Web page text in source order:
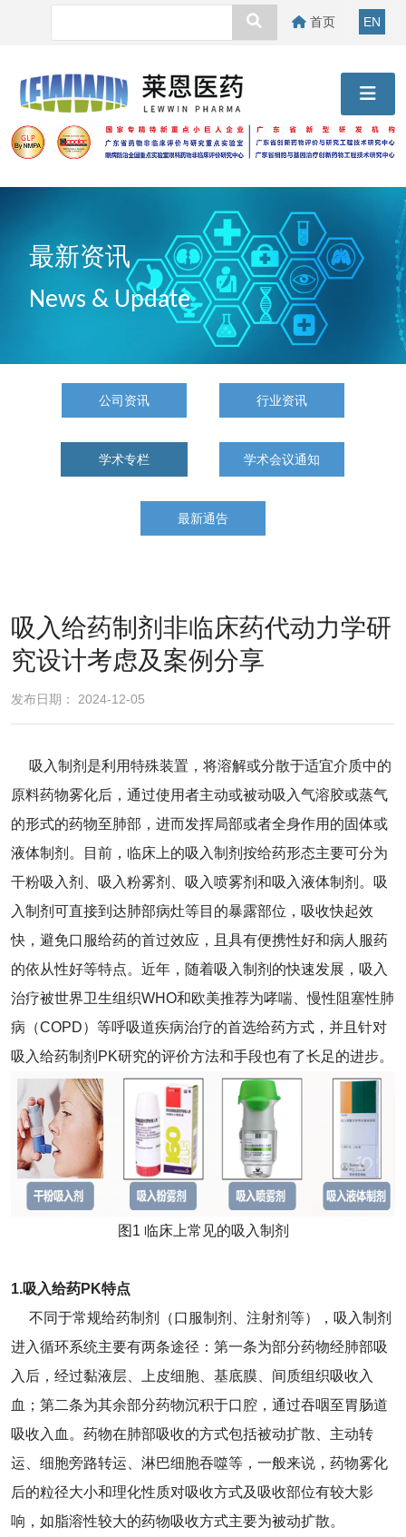
首页 EN
最新资讯
News & Update
公司资讯 行业资讯
学术专栏 学术会议通知
最新通告
吸入给药制剂非临床药代动力学研
究设计考虑及案例分享
发布日期： 2024-12-05
吸入制剂是利用特殊装置，将溶解或分散于适宜介质中的
原料药物雾化后，通过使用者主动或被动吸入气溶胶或蒸气
的形式的药物至肺部，进而发挥局部或者全身作用的固体或
液体制剂。目前，临床上的吸入制剂按给药形态主要可分为
干粉吸入剂、吸入粉雾剂、吸入喷雾剂和吸入液体制剂。吸
入制剂可直接到达肺部病灶等目的暴露部位，吸收快起效
快，避免口服给药的首过效应，且具有便携性好和病人服药
的依从性好等特点。近年，随着吸入制剂的快速发展，吸入
治疗被世界卫生组织WHO和欧美推荐为哮喘、慢性阻塞性肺
病（COPD）等呼吸道疾病治疗的首选给药方式，并且针对
吸入给药制剂PK研究的评价方法和手段也有了长足的进步。
图1 临床上常见的吸入制剂
1.吸入给药PK特点
不同于常规给药制剂（口服制剂、注射剂等），吸入制剂
进入循环系统主要有两条途径：第一条为部分药物经肺部吸
入后，经过黏液层、上皮细胞、基底膜、间质组织吸收入
血；第二条为其余部分药物沉积于口腔，通过吞咽至胃肠道
吸收入血。药物在肺部吸收的方式包括被动扩散、主动转
运、细胞旁路转运、淋巴细胞吞噬等，一般来说，药物雾化
后的粒径大小和理化性质对吸收方式及吸收部位有较大影
响，如脂溶性较大的药物吸收方式主要为被动扩散。